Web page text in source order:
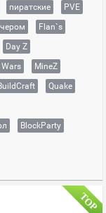
пиратские
PVE
Flan`s
Day Z
Wars
MineZ
Quake
BlockParty